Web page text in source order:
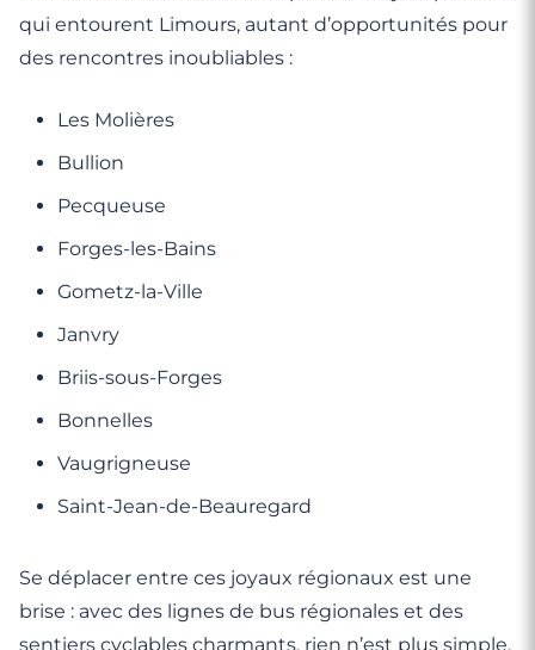
qui entourent Limours, autant d’opportunités pour
des rencontres inoubliables :
Les Molières
Bullion
Pecqueuse
Forges-les-Bains
Gometz-la-Ville
Janvry
Briis-sous-Forges
Bonnelles
Vaugrigneuse
Saint-Jean-de-Beauregard
Se déplacer entre ces joyaux régionaux est une
brise : avec des lignes de bus régionales et des
sentiers cyclables charmants, rien n’est plus simple.